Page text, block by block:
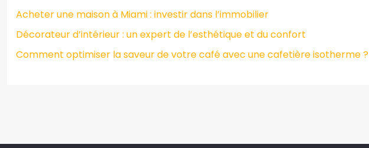
Acheter une maison à Miami : investir dans l’immobilier
Décorateur d’intérieur : un expert de l’esthétique et du confort
Comment optimiser la saveur de votre café avec une cafetière isotherme ?